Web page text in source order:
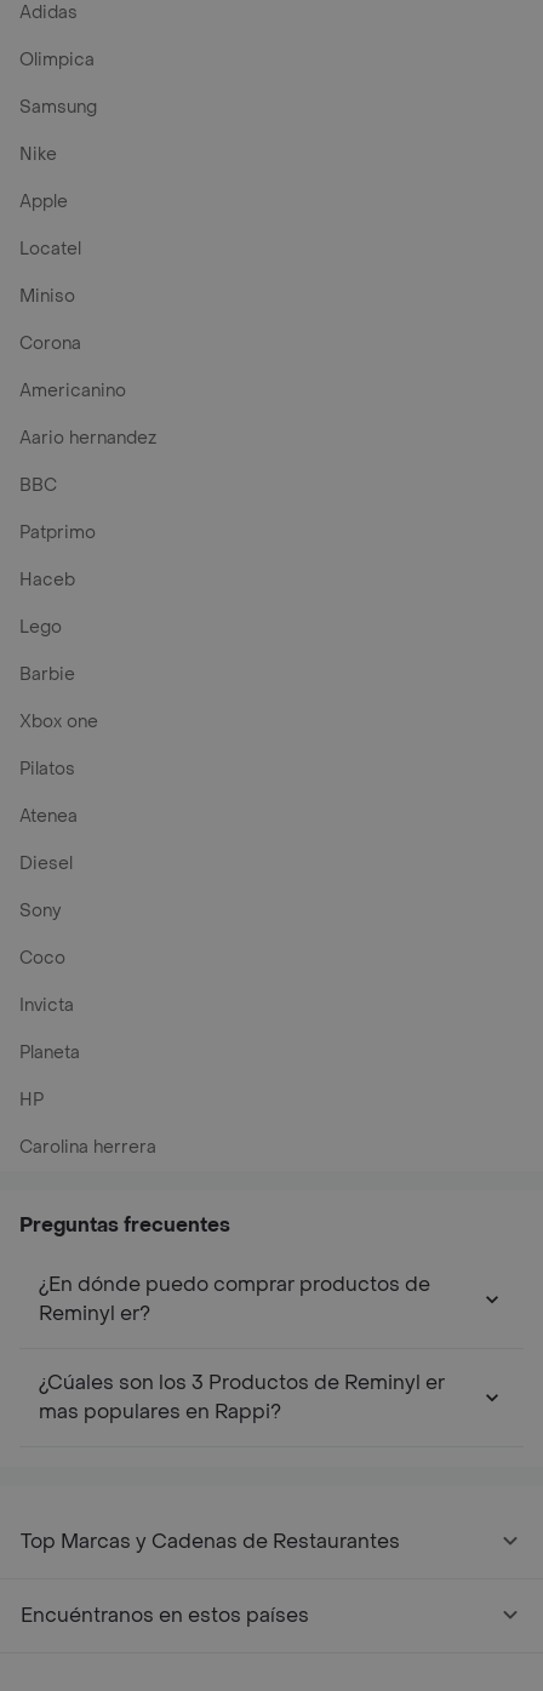
Adidas
Olimpica
Samsung
Nike
Apple
Locatel
Miniso
Corona
Americanino
Aario hernandez
BBC
Patprimo
Haceb
Lego
Barbie
Xbox one
Pilatos
Atenea
Diesel
Sony
Coco
Invicta
Planeta
HP
Carolina herrera
Preguntas frecuentes
¿En dónde puedo comprar productos de
Reminyl er?
¿Cúales son los 3 Productos de Reminyl er
mas populares en Rappi?
Top Marcas y Cadenas de Restaurantes
Encuéntranos en estos países